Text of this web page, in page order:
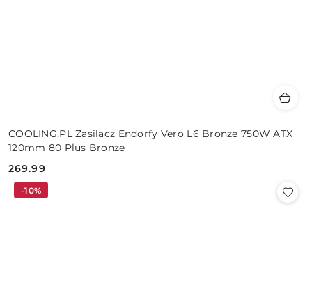
COOLING.PL Zasilacz Endorfy Vero L6 Bronze 750W ATX
120mm 80 Plus Bronze
Cena:
269.99
-10%